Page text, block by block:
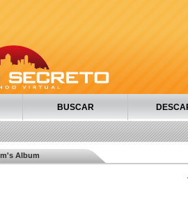
BUSCAR
Album